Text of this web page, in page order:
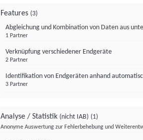
Features (3)
Abgleichung und Kombination von Daten aus
1 Partner
Verknüpfung verschiedener Endgeräte
2 Partner
Identifikation von Endgeräten anhand
3 Partner
Analyse / Statistik (nicht IAB) (1)
Anonyme Auswertung zur Fehlerbehebung und